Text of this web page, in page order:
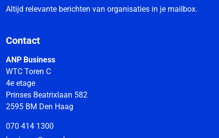
Altijd relevante berichten van organisaties in je mailbox.
Contact
ANP Business
WTC Toren C
4e etage
Prinses Beatrixlaan 582
2595 BM Den Haag
070 414 1300